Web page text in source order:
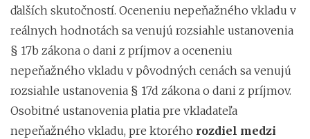
ďalších skutočností. Oceneniu nepeňažného vkladu v
reálnych hodnotách sa venujú rozsiahle ustanovenia
§ 17b zákona o dani z príjmov a oceneniu
nepeňažného vkladu v pôvodných cenách sa venujú
rozsiahle ustanovenia § 17d zákona o dani z príjmov.
Osobitné ustanovenia platia pre vkladateľa
nepeňažného vkladu, pre ktorého rozdiel medzi